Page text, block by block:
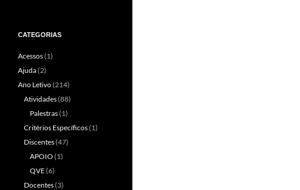
CATEGORIAS
Acessos(1)
Ajuda(2)
Ano Letivo(214)
Atividades(88)
Palestras(1)
Critérios Específicos(1)
Discentes(47)
APOIO (1)
QVE(6)
Docentes(3)